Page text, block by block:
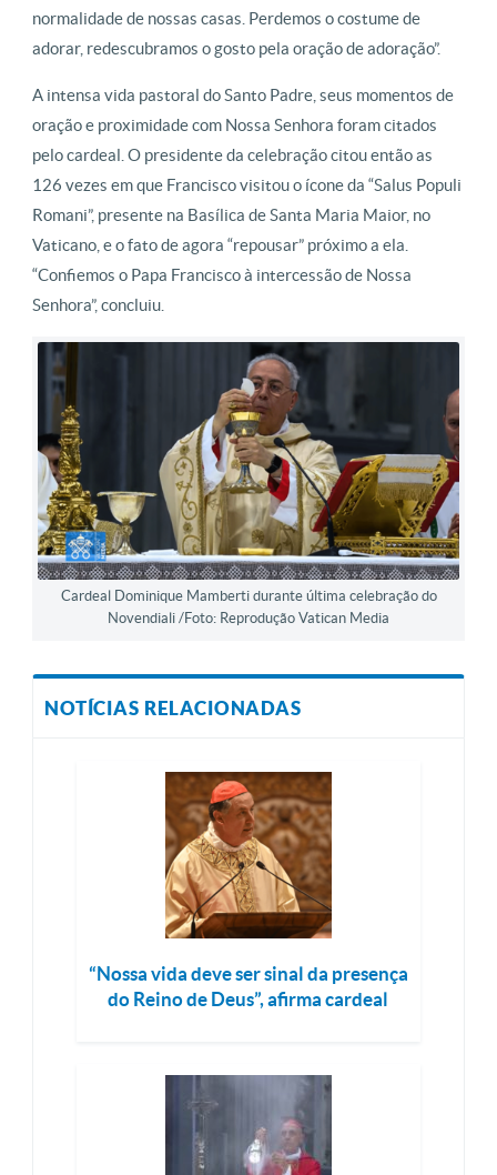
normalidade de nossas casas. Perdemos o costume de
adorar, redescubramos o gosto pela oração de adoração”.
A intensa vida pastoral do Santo Padre, seus momentos de
oração e proximidade com Nossa Senhora foram citados
pelo cardeal. O presidente da celebração citou então as
126 vezes em que Francisco visitou o ícone da “Salus Populi
Romani”, presente na Basílica de Santa Maria Maior, no
Vaticano, e o fato de agora “repousar” próximo a ela.
“Confiemos o Papa Francisco à intercessão de Nossa
Senhora”, concluiu.
Cardeal Dominique Mamberti durante última celebração do
Novendiali /Foto: Reprodução Vatican Media
NOTÍCIAS RELACIONADAS
“Nossa vida deve ser sinal da presença
do Reino de Deus”, afirma cardeal